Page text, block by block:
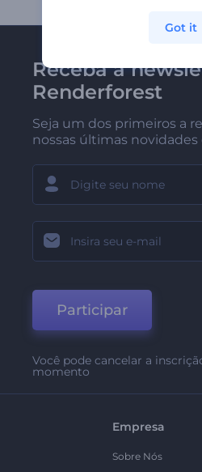
Receba a
Renderforest
Seja um dos primeiros a
nossas últimas novidades
Participar
Você pode cancelar a
momento
Empresa
Sobre Nós
Got it